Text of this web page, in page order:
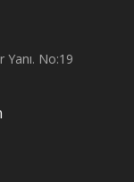
No:19